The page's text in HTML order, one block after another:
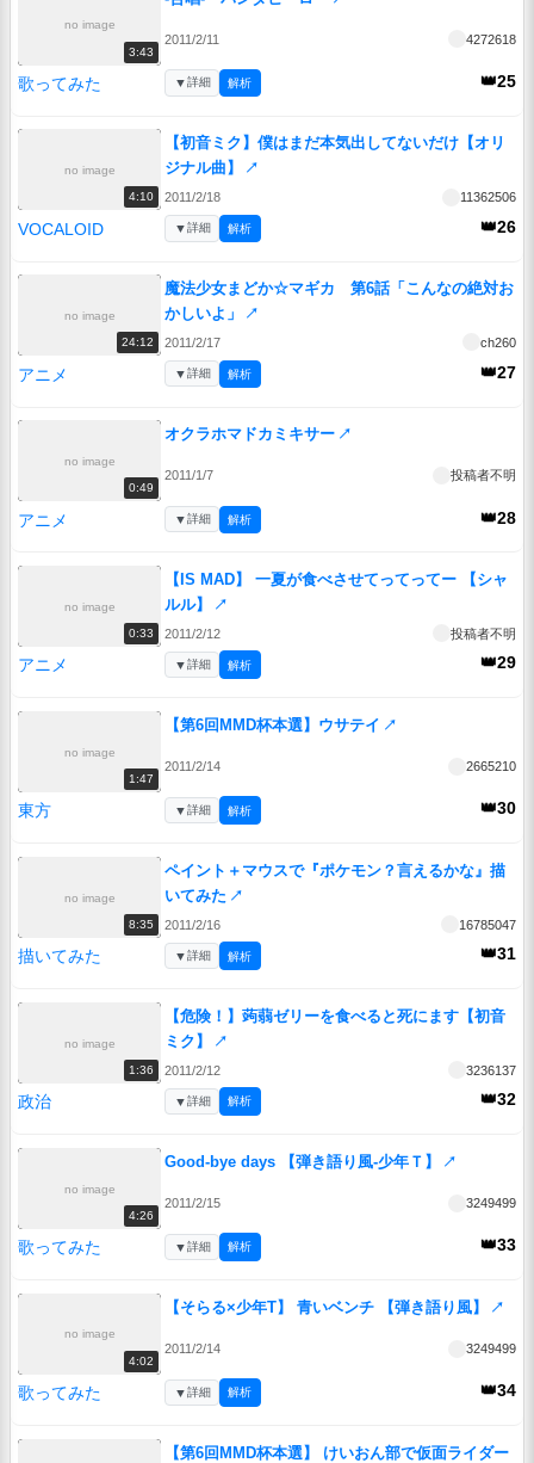
no image
3:43
2011/2/11 4272618
歌ってみた 👑25
▼詳細 解析
no image
4:10
【初音ミク】僕はまだ本気出してないだけ【オリ
ジナル曲】
↗
2011/2/18 11362506
VOCALOID 👑26
▼詳細 解析
no image
24:12
魔法少女まどか☆マギカ 第6話「こんなの絶対お
かしいよ」
↗
2011/2/17 ch260
アニメ 👑27
▼詳細 解析
no image
0:49
オクラホマドカミキサー ↗
2011/1/7 投稿者不明
アニメ 👑28
▼詳細 解析
no image
0:33
【IS MAD】 一夏が食べさせてってってー 【シャ
ルル】
↗
2011/2/12 投稿者不明
アニメ 👑29
▼詳細 解析
no image
1:47
【第6回MMD杯本選】ウサテイ ↗
2011/2/14 2665210
東方 👑30
▼詳細 解析
no image
8:35
ペイント＋マウスで『ポケモン？言えるかな』描
いてみた ↗
2011/2/16 16785047
描いてみた 👑31
▼詳細 解析
no image
1:36
【危険！】蒟蒻ゼリーを食べると死にます【初音
ミク】
↗
2011/2/12 3236137
政治 👑32
▼詳細 解析
no image
4:26
Good-bye days 【弾き語り風-少年Ｔ】 ↗
2011/2/15 3249499
歌ってみた 👑33
▼詳細 解析
no image
4:02
【そらる×少年T】 青いベンチ 【弾き語り風】 ↗
2011/2/14 3249499
歌ってみた 👑34
▼詳細 解析
【第6回MMD杯本選】 けいおん部で仮面ライダー